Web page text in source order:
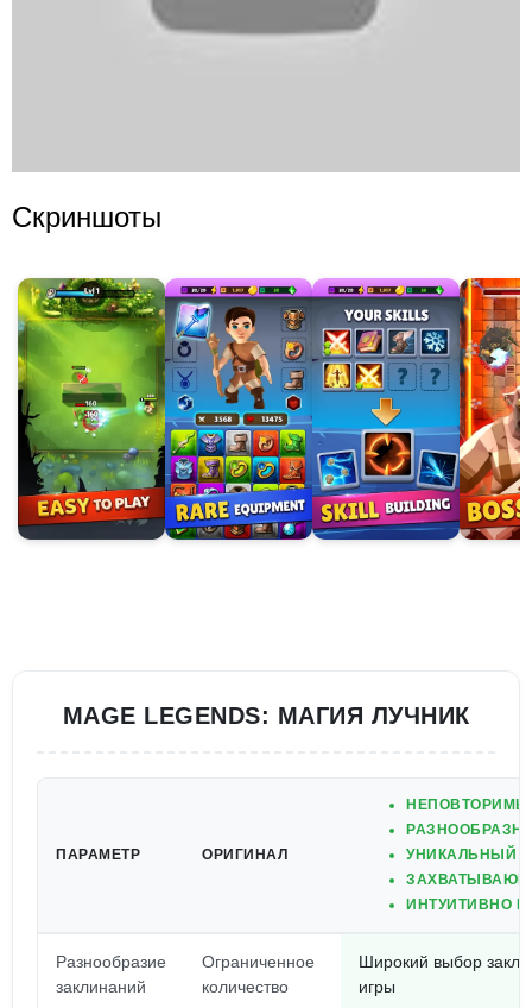
Скриншоты
MAGE LEGENDS: МАГИЯ ЛУЧНИК
ПАРАМЕТР ОРИГИНАЛ
УНИКАЛЬНЫЙ
ИНТУИТИВНО
Разнообразие
заклинаний
Ограниченное
количество
Широкий выбор
игры